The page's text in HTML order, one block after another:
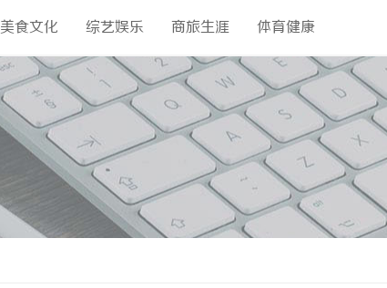
美食文化 综艺娱乐 商旅生涯 体育健康